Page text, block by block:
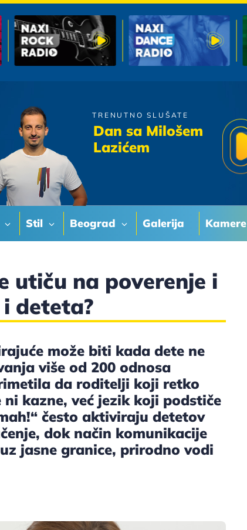
Stil Beograd Galerija Kamere
TRENUTNO SLUŠATE
Dan sa Milošem
Lazićem
Magazin
utiču na poverenje i
deteta?
može biti kada dete ne
više od 200 odnosa
da roditelji koji retko
kazne, već jezik koji podstiče
često aktiviraju detetov
dok način komunikacije
jasne granice, prirodno vodi